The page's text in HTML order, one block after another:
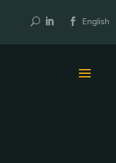
U English